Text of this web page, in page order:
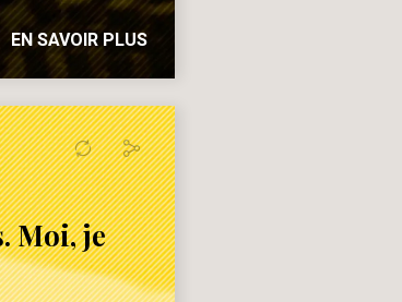
EN SAVOIR PLUS
Moi, je